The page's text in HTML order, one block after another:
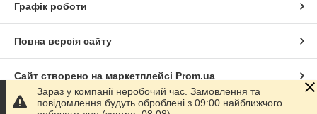
Графік роботи
Повна версія сайту
Сайт створено на маркетплейсі Prom.ua
Політика конфіденційності
Зараз у компанії неробочий час. Замовлення та
повідомлення будуть оброблені з 09:00 найближчого